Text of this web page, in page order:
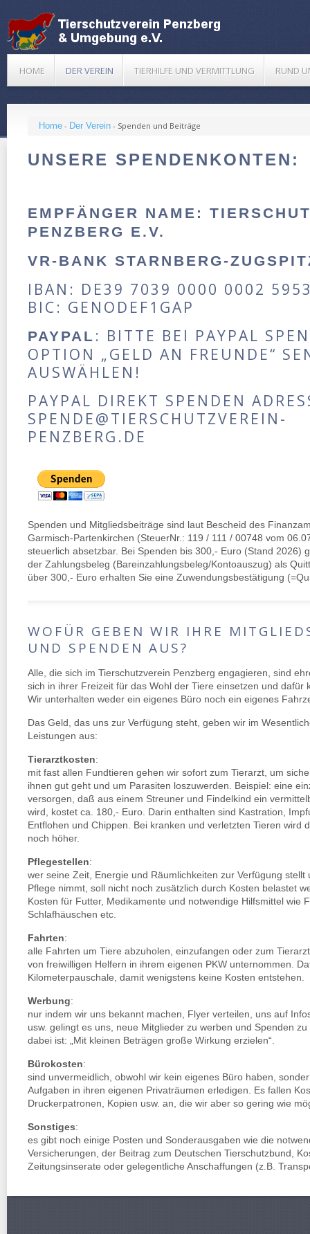
HOME DER VEREIN TIERHILFE UND VERMITTLUNG RUND
Home - Der Verein - Spenden und Beiträge
UNSERE SPENDENKONTEN:
EMPFÄNGER NAME:
PENZBERG E.V.
VR-BANK STARNBERG-
IBAN: DE39 7039 0000 0002
BIC: GENODEF1GAP
PAYPAL : BITTE BEI PAYPAL
OPTION „GELD AN FREUNDE“
AUSWÄHLEN!
PAYPAL DIREKT SPENDEN
SPENDE@TIERSCHUTZVEREIN-
PENZBERG.DE
Spenden und Mitgliedsbeiträge sind laut Bescheid des
Garmisch-Partenkirchen (SteuerNr.: 119 / 111 / 00748 vom
steuerlich absetzbar. Bei Spenden bis 300,- Euro (Stand 2026)
der Zahlungsbeleg (Bareinzahlungsbeleg/Kontoauszug) als
über 300,- Euro erhalten Sie eine Zuwendungsbestätigung
WOFÜR GEBEN WIR IHRE
UND SPENDEN AUS?
Alle, die sich im Tierschutzverein Penzberg engagieren, sind
sich in ihrer Freizeit für das Wohl der Tiere einsetzen und dafür
Wir unterhalten weder ein eigenes Büro noch ein eigenes
Das Geld, das uns zur Verfügung steht, geben wir im
Leistungen aus:
Tierarztkosten:
mit fast allen Fundtieren gehen wir sofort zum Tierarzt, um
ihnen gut geht und um Parasiten loszuwerden. Beispiel: eine
versorgen, daß aus einem Streuner und Findelkind ein
wird, kostet ca. 180,- Euro. Darin enthalten sind Kastration,
Entflohen und Chippen. Bei kranken und verletzten Tieren wird
noch höher.
Pflegestellen:
wer seine Zeit, Energie und Räumlichkeiten zur Verfügung stellt
Pflege nimmt, soll nicht noch zusätzlich durch Kosten belastet
Kosten für Futter, Medikamente und notwendige Hilfsmittel wie
Schlafhäuschen etc.
Fahrten:
alle Fahrten um Tiere abzuholen, einzufangen oder zum
von freiwilligen Helfern in ihrem eigenen PKW unternommen.
Kilometerpauschale, damit wenigstens keine Kosten entstehen.
Werbung:
nur indem wir uns bekannt machen, Flyer verteilen, uns auf
usw. gelingt es uns, neue Mitglieder zu werben und Spenden
dabei ist: „Mit kleinen Beträgen große Wirkung erzielen“.
Bürokosten:
sind unvermeidlich, obwohl wir kein eigenes Büro haben,
Aufgaben in ihren eigenen Privaträumen erledigen. Es fallen
Druckerpatronen, Kopien usw. an, die wir aber so gering wie
Sonstiges:
es gibt noch einige Posten und Sonderausgaben wie die
Versicherungen, der Beitrag zum Deutschen Tierschutzbund,
Zeitungsinserate oder gelegentliche Anschaffungen (z.B.